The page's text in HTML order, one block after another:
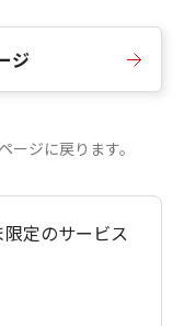
ジ
ジに戻ります。
定のサービス